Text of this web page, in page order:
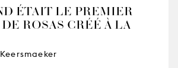
ÉTAIT LE PREMIER
ROSAS CRÉÉ À LA